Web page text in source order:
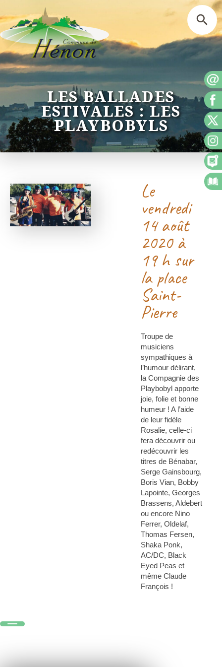
LES BALLADES
ESTIVALES : LES
PLAYBOBYLS
Le
vendredi
14 août
2020 à
19 h sur
la place
Saint-
Pierre
Troupe de
musiciens
sympathiques à
l’humour délirant,
la Compagnie des
Playbobyl apporte
joie, folie et bonne
humeur ! A l’aide
de leur fidèle
Rosalie, celle-ci
fera découvrir ou
redécouvrir les
titres de Bénabar,
Serge Gainsbourg,
Boris Vian, Bobby
Lapointe, Georges
Brassens, Aldebert
ou encore Nino
Ferrer, Oldelaf,
Thomas Fersen,
Shaka Ponk,
AC/DC, Black
Eyed Peas et
même Claude
François !